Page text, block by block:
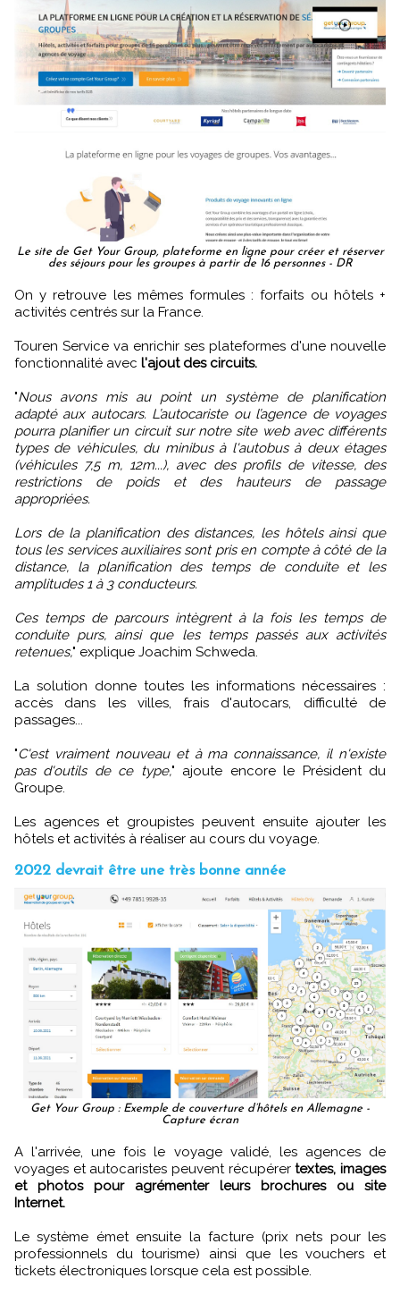
Le site de Get Your Group, plateforme en ligne pour créer et réserver
des séjours pour les groupes à partir de 16 personnes - DR
On y retrouve les mêmes formules : forfaits ou hôtels +
activités centrés sur la France.
Touren Service va enrichir ses plateformes d'une nouvelle
fonctionnalité avec l'ajout des circuits.
"Nous avons mis au point un système de planification
adapté aux autocars. L’autocariste ou l’agence de voyages
pourra planifier un circuit sur notre site web avec différents
types de véhicules, du minibus à l'autobus à deux étages
(véhicules 7,5 m, 12m...), avec des profils de vitesse, des
restrictions de poids et des hauteurs de passage
appropriées.
Lors de la planification des distances, les hôtels ainsi que
tous les services auxiliaires sont pris en compte à côté de la
distance, la planification des temps de conduite et les
amplitudes 1 à 3 conducteurs.
Ces temps de parcours intègrent à la fois les temps de
conduite purs, ainsi que les temps passés aux activités
retenues," explique Joachim Schweda.
La solution donne toutes les informations nécessaires :
accès dans les villes, frais d'autocars, difficulté de
passages...
"C'est vraiment nouveau et à ma connaissance, il n'existe
pas d'outils de ce type," ajoute encore le Président du
Groupe.
Les agences et groupistes peuvent ensuite ajouter les
hôtels et activités à réaliser au cours du voyage.
2022 devrait être une très bonne année
Get Your Group : Exemple de couverture d’hôtels en Allemagne -
Capture écran
A l'arrivée, une fois le voyage validé, les agences de
voyages et autocaristes peuvent récupérertextes, images
et photos pour agrémenter leurs brochures ou site
Internet.
Le système émet ensuite la facture (prix nets pour les
professionnels du tourisme) ainsi que les vouchers et
tickets électroniques lorsque cela est possible.